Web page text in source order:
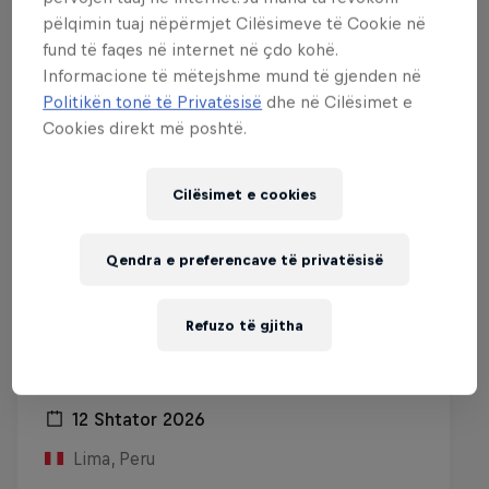
12 Shtator 2026
Lima, Peru
pëlqimin tuaj nëpërmjet Cilësimeve të Cookie në
fund të faqes në internet në çdo kohë.
Informacione të mëtejshme mund të gjenden në
Politikën tonë të Privatësisë dhe në Cilësimet e
Cookies direkt më poshtë.
Cilësimet e cookies
Refuzo të gjitha
Qendra e preferencave të privatësisë